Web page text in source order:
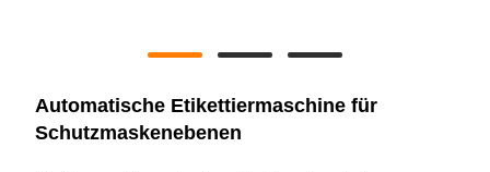
Automatische Etikettiermaschine für
Schutzmaskenebenen